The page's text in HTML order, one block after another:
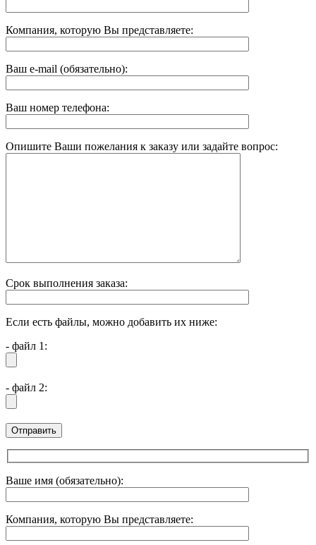
Компания, которую Вы представляете:
Ваш e-mail (обязательно):
Ваш номер телефона:
Опишите Ваши пожелания к заказу или задайте вопрос:
Срок выполнения заказа:
Если есть файлы, можно добавить их ниже:
- файл 1:
- файл 2:
Ваше имя (обязательно):
Компания, которую Вы представляете: